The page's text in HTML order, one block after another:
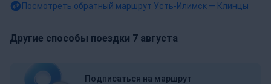
Посмотреть обратный маршрут Усть-Илимск — Клинцы
Другие способы поездки 7 августа
Подписаться на маршрут